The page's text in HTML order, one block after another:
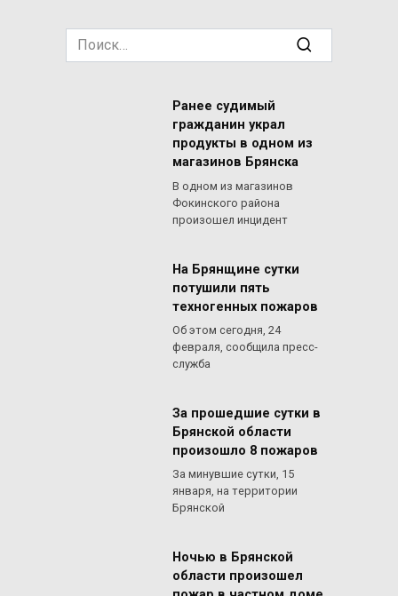
Search
for:
Ранее судимый
гражданин украл
продукты в одном из
магазинов Брянска
В одном из магазинов
Фокинского района
произошел инцидент
На Брянщине сутки
потушили пять
техногенных пожаров
Об этом сегодня, 24
февраля, сообщила пресс-
служба
За прошедшие сутки в
Брянской области
произошло 8 пожаров
За минувшие сутки, 15
января, на территории
Брянской
Ночью в Брянской
области произошел